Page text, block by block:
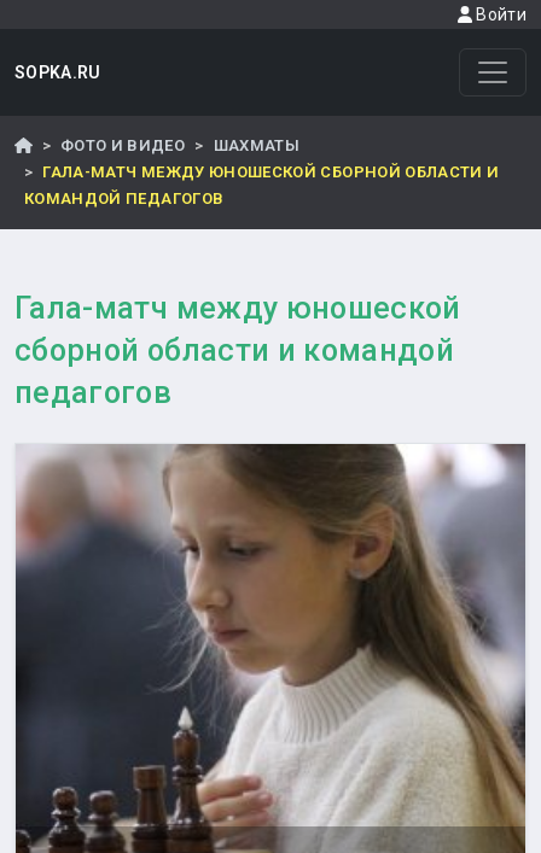
Войти
SOPKA.RU
ФОТО И ВИДЕО
ШАХМАТЫ
ГАЛА-МАТЧ МЕЖДУ ЮНОШЕСКОЙ СБОРНОЙ ОБЛАСТИ И
КОМАНДОЙ ПЕДАГОГОВ
Гала-матч между юношеской
сборной области и командой
педагогов